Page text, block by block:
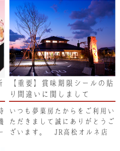
【重要】賞味期限シールの貼
り間違いに関しまして
いつも夢菓房たからをご利用い
ただきまして誠にありがとうご
ざいます。 JR高松オルネ店